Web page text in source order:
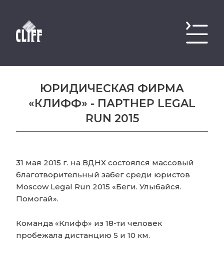
ЮРИДИЧЕСКАЯ ФИРМА
«КЛИФФ» - ПАРТНЕР LEGAL
RUN 2015
31 мая 2015 г. на ВДНХ состоялся массовый
благотворительный забег среди юристов
Moscow Legal Run 2015 «Беги. Улыбайся.
Помогай».
Команда «Клифф» из 18-ти человек
пробежала дистанцию 5 и 10 км.